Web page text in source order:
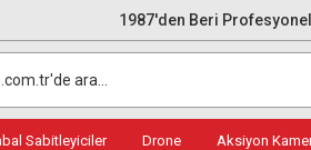
1987'den Beri
Sabitleyiciler Drone Aksiyon